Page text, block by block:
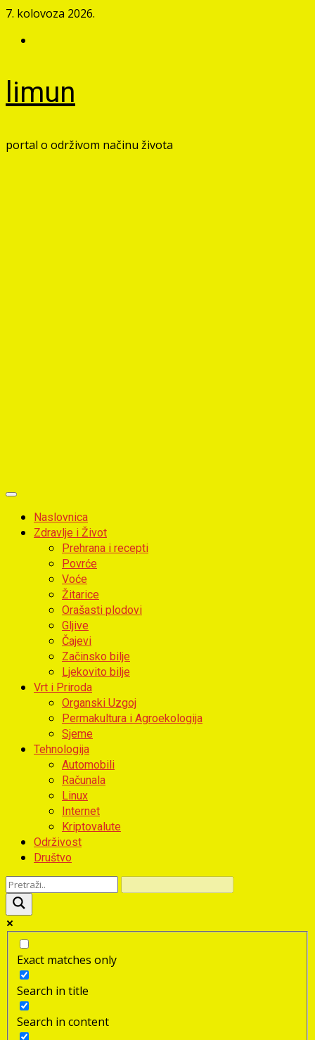
Skip
content
7. kolovoza 2026.
limun
portal o održivom načinu života
Primary
MenuNaslovnica
Zdravlje i Život
Prehrana i recepti
Povrće
Voće
Žitarice
Orašasti plodovi
Gljive
Čajevi
Začinsko bilje
Ljekovito bilje
Vrt i Priroda
Organski Uzgoj
Permakultura i Agroekologija
Sjeme
Tehnologija
Automobili
Računala
Linux
Internet
Kriptovalute
Održivost
Društvo
Exact matches only
Search in title
Search in content